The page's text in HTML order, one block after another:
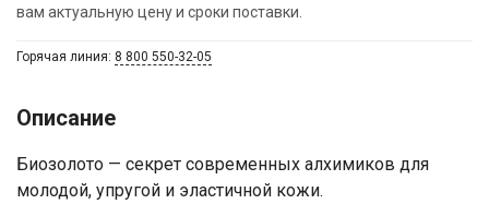
вам актуальную цену и сроки поставки.
Горячая линия: 8 800 550-32-05
Описание
Биозолото — секрет современных алхимиков для
молодой, упругой и эластичной кожи.